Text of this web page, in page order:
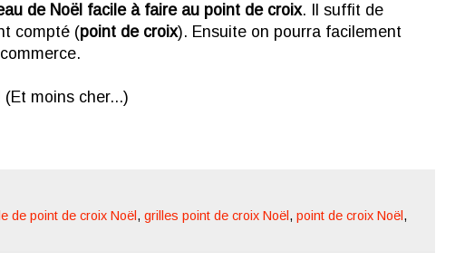
de Noël facile à faire au point de croix. Il suffit de
compté (point de croix). Ensuite on pourra facilement
moins cher...)
de point de croix Noël, grilles point de croix Noël, point de croix Noël,